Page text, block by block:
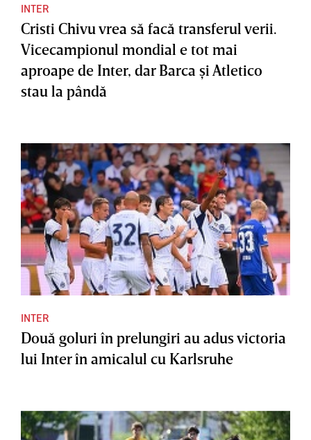
INTER
Cristi Chivu vrea să facă transferul verii.
Vicecampionul mondial e tot mai
aproape de Inter, dar Barca şi Atletico
stau la pândă
INTER
Două goluri în prelungiri au adus victoria
lui Inter în amicalul cu Karlsruhe